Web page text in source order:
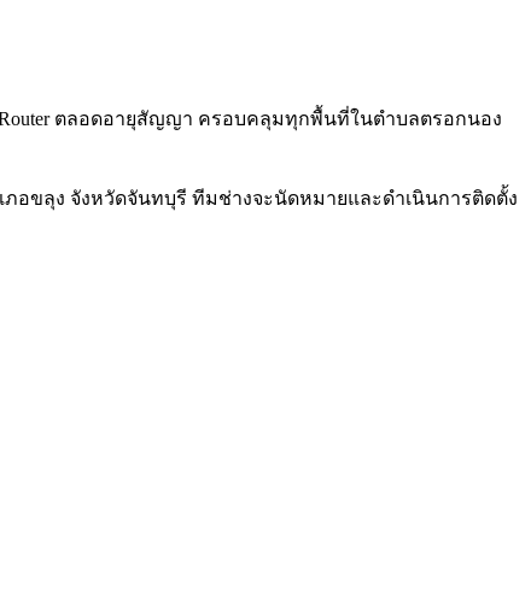
Router ตลอดอายุสัญญา ครอบคลุมทุกพื้นที่ในตำบลตรอกนอง
อขลุง จังหวัดจันทบุรี ทีมช่างจะนัดหมายและดำเนินการติดตั้ง